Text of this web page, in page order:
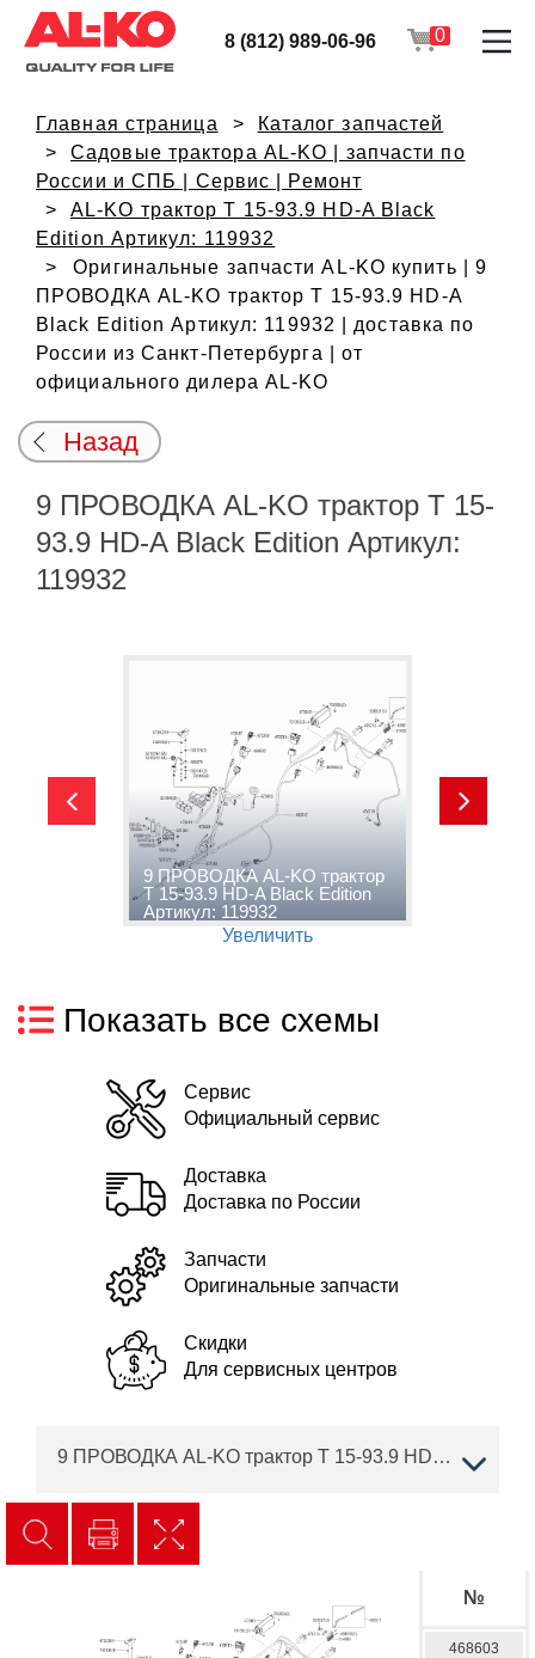
8 (812) 989-06-96 0
Главная страница
Каталог запчастей
Садовые трактора AL-KO | запчасти по
России и СПБ | Сервис | Ремонт
AL-KO трактор T 15-93.9 HD-A Black
Edition Артикул: 119932
Оригинальные запчасти AL-KO купить | 9
ПРОВОДКА AL-KO трактор T 15-93.9 HD-A
Black Edition Артикул: 119932 | доставка по
России из Санкт-Петербурга | от
официального дилера AL-KO
Назад
9 ПРОВОДКА AL-KO трактор T 15-
93.9 HD-A Black Edition Артикул:
119932
9 ПРОВОДКА AL-KO трактор
T 15-93.9 HD-A Black Edition
Артикул: 119932
Увеличить
Показать все схемы
Сервис
Официальный сервис
Доставка
Доставка по России
Запчасти
Оригинальные запчасти
Скидки
Для сервисных центров
9 ПРОВОДКА AL-KO трактор T 15-93.9 HD-A Black Edition Артикул: 119932
№
468603